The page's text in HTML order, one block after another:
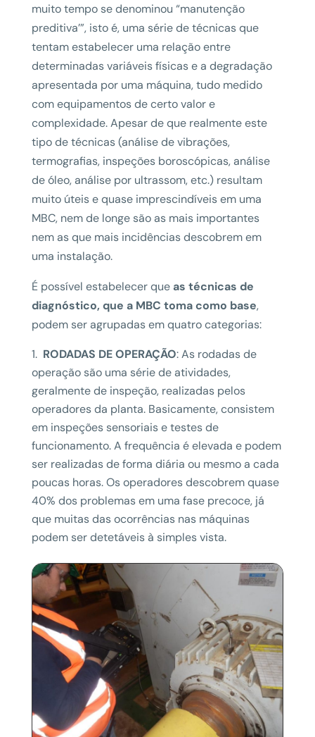
muito tempo se denominou “manutenção
preditiva’”, isto é, uma série de técnicas que
tentam estabelecer uma relação entre
determinadas variáveis físicas e a degradação
apresentada por uma máquina, tudo medido
com equipamentos de certo valor e
complexidade. Apesar de que realmente este
tipo de técnicas (análise de vibrações,
termografias, inspeções boroscópicas, análise
de óleo, análise por ultrassom, etc.) resultam
muito úteis e quase imprescindíveis em uma
MBC, nem de longe são as mais importantes
nem as que mais incidências descobrem em
uma instalação.
É possível estabelecer que as técnicas de
diagnóstico, que a MBC toma como base,
podem ser agrupadas em quatro categorias:
RODADAS DE OPERAÇÃO: As rodadas de
operação são uma série de atividades,
geralmente de inspeção, realizadas pelos
operadores da planta. Basicamente, consistem
em inspeções sensoriais e testes de
funcionamento. A frequência é elevada e podem
ser realizadas de forma diária ou mesmo a cada
poucas horas. Os operadores descobrem quase
40% dos problemas em uma fase precoce, já
que muitas das ocorrências nas máquinas
podem ser detetáveis à simples vista.